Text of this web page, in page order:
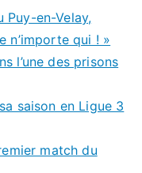
Puy-en-Velay,
n’importe qui ! »
l’une des prisons
saison en Ligue 3
match du